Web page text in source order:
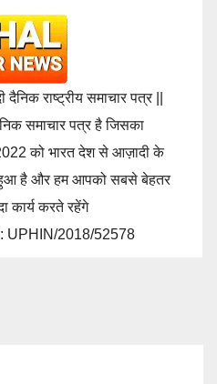
राष्ट्रीय समाचार पत्र ||
समाचार पत्र है जिसका
को भारत देश से आज़ादी के
है और हम आपको सबसे बेहतर
कार्य करते रहेंगे
UPHIN/2018/52578